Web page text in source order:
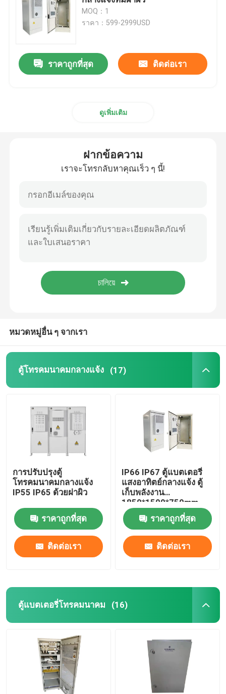
ระบบเทเลคอมไฮบริด
โมดูลวงจรเรียงกระแส
แบตเตอรี่ลิเธียมเทเลคอม
MOQ：1
ราคา：599-2999USD
ราคาถูกที่สุด ติดต่อเรา
ดูเพิ่มเติม
ฝากข้อความ
เราจะโทรกลับหาคุณเร็ว ๆ นี้!
หมวดหมู่อื่น ๆ จากเรา
ตู้โทรคมนาคมกลางแจ้ง (17)
การปรับปรุงตู้
โทรคมนาคมกลางแจ้ง
IP55 IP65 ด้วยฝาผิว
ราคาถูกที่สุด
ติดต่อเรา
IP66 IP67 ตู้แบตเตอรี่
แสงอาทิตย์กลางแจ้ง ตู้
เก็บพลังงาน
1850*1500*750mm
ราคาถูกที่สุด
ติดต่อเรา
ตู้แบตเตอรี่โทรคมนาคม (16)